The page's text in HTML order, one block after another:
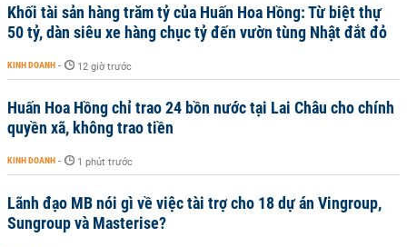
Khối tài sản hàng trăm tỷ của Huấn Hoa Hồng: Từ biệt thự
50 tỷ, dàn siêu xe hàng chục tỷ đến vườn tùng Nhật đắt đỏ
KINH DOANH - 12 giờ trước
Huấn Hoa Hồng chỉ trao 24 bồn nước tại Lai Châu cho chính
quyền xã, không trao tiền
KINH DOANH - 1 phút trước
Lãnh đạo MB nói gì về việc tài trợ cho 18 dự án Vingroup,
Sungroup và Masterise?